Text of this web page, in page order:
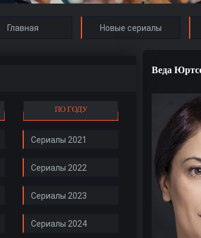
Главная Новые сериалы
ПО ГОДУ
Сериалы 2021
Сериалы 2022
Сериалы 2023
Сериалы 2024
Веда